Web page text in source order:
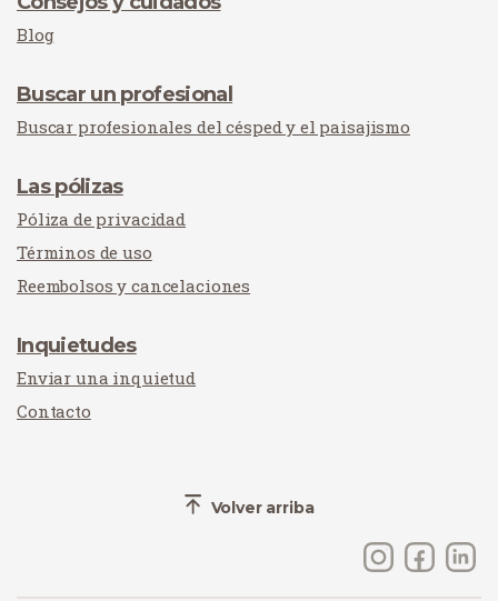
Blog
Buscar un profesional
Buscar profesionales del césped y el paisajismo
Las pólizas
Póliza de privacidad
Términos de uso
Reembolsos y cancelaciones
Inquietudes
Enviar una inquietud
Contacto
Volver arriba